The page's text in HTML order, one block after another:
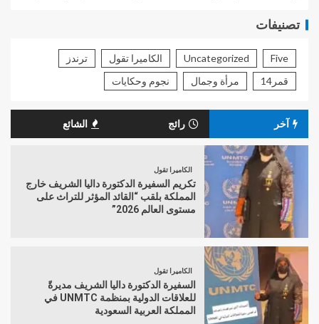
تصنيفات
Five
Uncategorized الكاميرا تقول
ترندز
قمر14
مرأة وجمال نجوم وحكايات
آخر رائج الشائع
الكاميرا تقول
تكريم السفيرة الدكتورة داليا الشريف خارج
المملكة بلقب “القائد المؤثر للتراث على
مستوى العالم 2026”
الكاميرا تقول
السفيرة الدكتورة داليا الشريف مديرةً
للعلاقات الدولية بمنظمة UNMTC في
المملكة العربية السعودية